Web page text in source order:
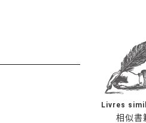
相似書
Livres